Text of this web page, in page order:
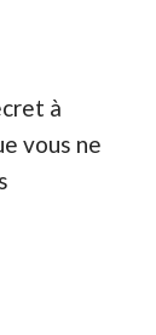
à
vous ne